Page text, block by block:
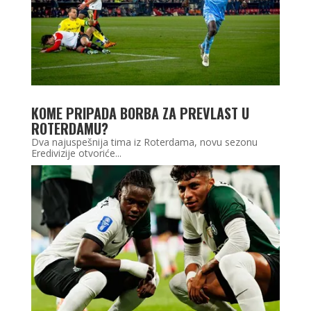
KOME PRIPADA BORBA ZA PREVLAST U
ROTERDAMU?
Dva najuspešnija tima iz Roterdama, novu sezonu
Eredivizije otvoriće...